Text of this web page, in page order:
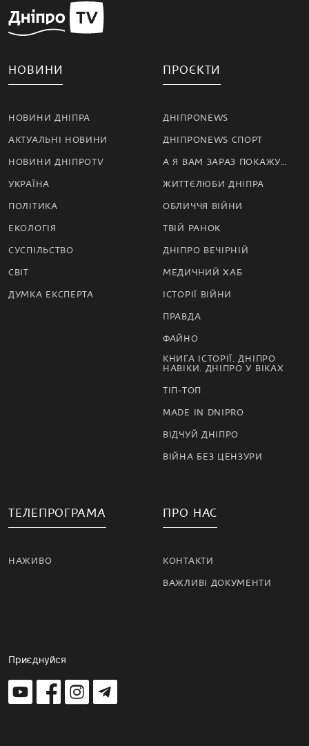
НОВИНИ
НОВИНИ ДНІПРА
АКТУАЛЬНІ НОВИНИ
НОВИНИ ДНІПРОTV
УКРАЇНА
ПОЛІТИКА
ЕКОЛОГІЯ
СУСПІЛЬСТВО
СВІТ
ДУМКА ЕКСПЕРТА
ПРОЄКТИ
ДНІПРОNEWS
ДНІПРОNEWS СПОРТ
А Я ВАМ ЗАРАЗ ПОКАЖУ…
ЖИТТЄЛЮБИ ДНІПРА
ОБЛИЧЧЯ ВІЙНИ
ТВІЙ РАНОК
ДНІПРО ВЕЧІРНІЙ
МЕДИЧНИЙ ХАБ
ІСТОРІЇ ВІЙНИ
ПРАВДА
ФАЙНО
КНИГА ІСТОРІЇ. ДНІПРО
НАВІКИ. ДНІПРО У ВІКАХ
ТІП-ТОП
MADE IN DNIPRO
ВІДЧУЙ ДНІПРО
ВІЙНА БЕЗ ЦЕНЗУРИ
ТЕЛЕПРОГРАМА
НАЖИВО
ПРО НАС
КОНТАКТИ
ВАЖЛИВІ ДОКУМЕНТИ
Приєднуйся